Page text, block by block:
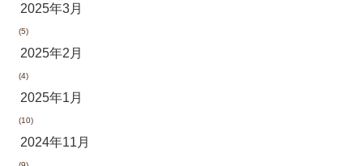
2025年3月
(5)
2025年2月
(4)
2025年1月
(10)
2024年11月